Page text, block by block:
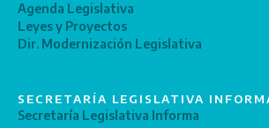
Agenda Legislativa
Leyes y Proyectos
Dir. Modernización Legislativa
SECRETARÍA LEGISLATIVA
Secretaría Legislativa Informa